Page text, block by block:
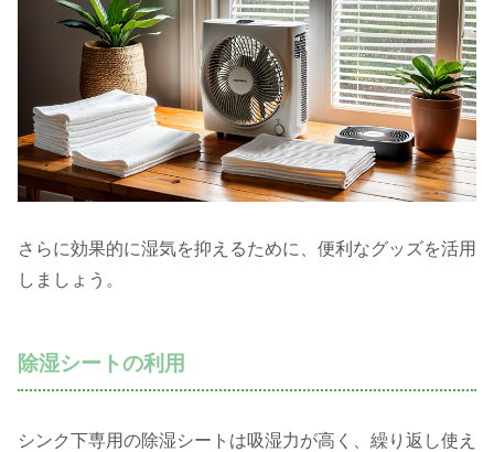
さらに効果的に湿気を抑えるために、便利なグッズを活用
しましょう。
除湿シートの利用
シンク下専用の除湿シートは吸湿力が高く、繰り返し使え